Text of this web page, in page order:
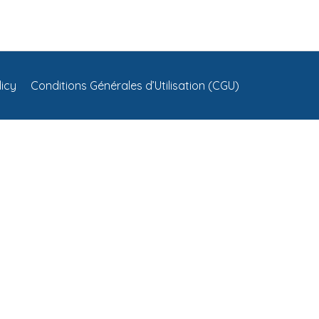
Conditions Générales d’Utilisation (CGU)